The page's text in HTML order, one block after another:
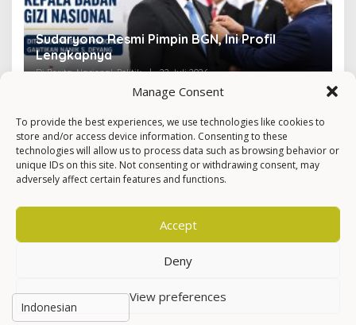
Manage Consent
To provide the best experiences, we use technologies like cookies to
store and/or access device information. Consenting to these
technologies will allow us to process data such as browsing behavior or
unique IDs on this site. Not consenting or withdrawing consent, may
adversely affect certain features and functions.
Accept
Deny
View preferences
Sudaryono Resmi Pimpin BGN, Ini Profil
Lengkapnya
Di Berita, Nasional, Politik | 22 Juli 2026 Di
Hak Cipta © Newkarma
Privacy Policy & Terms of Service
Indeks Berita